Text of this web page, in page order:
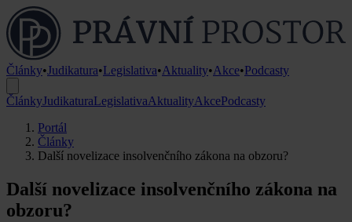
Články•Judikatura•Legislativa•Aktuality•Akce•Podcasty
ČlánkyJudikaturaLegislativaAktualityAkcePodcasty
Portál
Články
Další novelizace insolvenčního zákona na obzoru?
Další novelizace insolvenčního zákona na
obzoru?